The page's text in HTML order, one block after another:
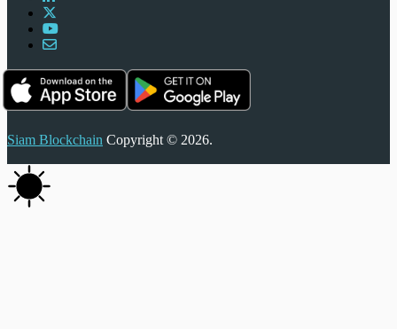
Siam Blockchain Copyright © 2026.